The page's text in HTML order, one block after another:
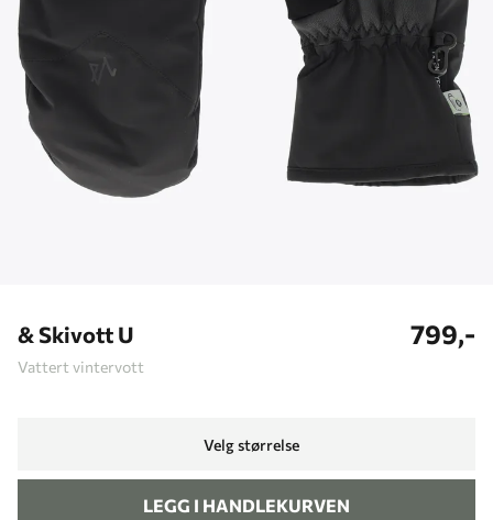
& Skivott U
Vattert vintervott
799,-
Velg størrelse
LEGG I HANDLEKURVEN